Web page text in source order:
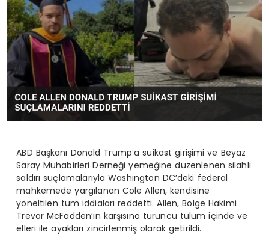
TEKNOLOJI
EKONOMI
ABD Başkanı Donald Trump’a suikast girişimi ve Beyaz
Saray Muhabirleri Derneği yemeğine düzenlenen silahlı
saldırı suçlamalarıyla Washington DC’deki federal
mahkemede yargılanan Cole Allen, kendisine
yöneltilen tüm iddiaları reddetti. Allen, Bölge Hakimi
Trevor McFadden’ın karşısına turuncu tulum içinde ve
elleri ile ayakları zincirlenmiş olarak getirildi.